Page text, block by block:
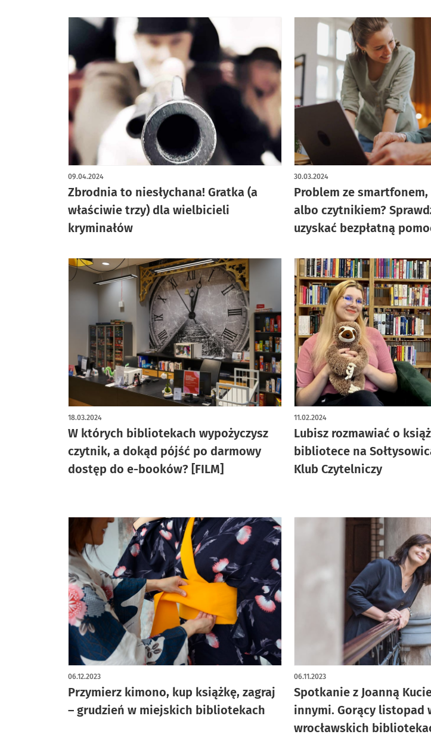
Zbrodnia to niesłychana! Gratka (a
właściwie trzy) dla wielbicieli
kryminałów
09.04.2024
Problem ze
albo czytnikiem?
uzyskać bezpłatną
30.03.2024
W których bibliotekach wypożyczysz
czytnik, a dokąd pójść po darmowy
dostęp do e-booków? [FILM]
18.03.2024
Lubisz rozmawiać o
bibliotece na
Klub Czytelniczy
11.02.2024
Przymierz kimono, kup książkę, zagraj
– grudzień w miejskich bibliotekach
06.12.2023
Spotkanie z Joanną
innymi. Gorący listopad
wrocławskich
06.11.2023